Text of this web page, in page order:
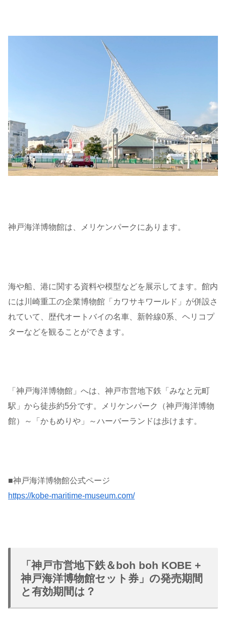
神戸海洋博物館は、メリケンパークにあります。
海や船、港に関する資料や模型などを展示してます。館内
には川崎重工の企業博物館「カワサキワールド」が併設さ
れていて、歴代オートバイの名車、新幹線0系、ヘリコプ
ターなどを観ることができます。
「神戸海洋博物館」へは、神戸市営地下鉄「みなと元町
駅」から徒歩約5分です。メリケンパーク（神戸海洋博物
館）～「かもめりや」～ハーバーランドは歩けます。
■神戸海洋博物館公式ページ
https://kobe-maritime-museum.com/
「神戸市営地下鉄＆boh boh KOBE +
神戸海洋博物館セット券」の発売期間
と有効期間は？